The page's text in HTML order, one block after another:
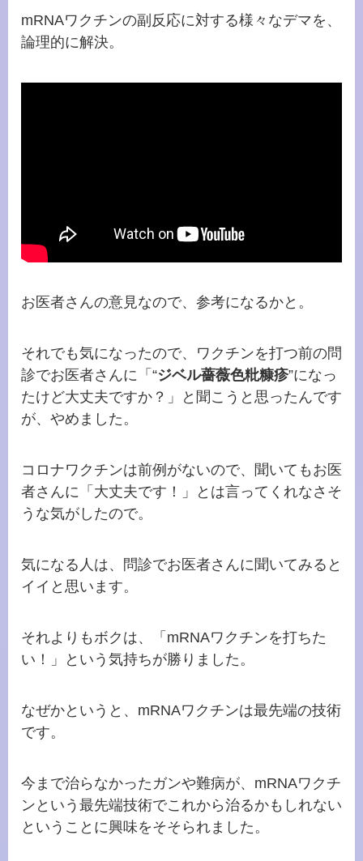
mRNAワクチンの副反応に対する様々なデマを、
論理的に解決。
お医者さんの意見なので、参考になるかと。
それでも気になったので、ワクチンを打つ前の問
診でお医者さんに「 “ジベル薔薇色粃糠疹”になっ
たけど大丈夫ですか？」と聞こうと思ったんです
が、やめました。
コロナワクチンは前例がないので、聞いてもお医
者さんに「大丈夫です！」とは言ってくれなさそ
うな気がしたので。
気になる人は、問診でお医者さんに聞いてみると
イイと思います。
それよりもボクは、「 mRNAワクチンを打ちた
い！」という気持ちが勝りました。
なぜかというと、 mRNAワクチンは最先端の技術
です。
今まで治らなかったガンや難病が、 mRNAワクチ
ンという最先端技術でこれから治るかもしれない
ということに興味をそそられました。